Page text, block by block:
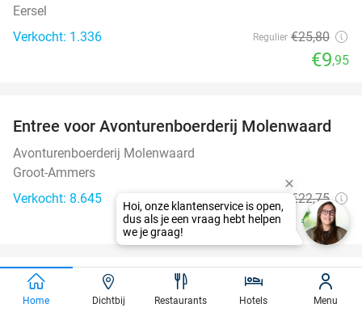
Eersel
Verkocht: 1.336
Regulier €25,80
€9,95
27%
Entree voor Avonturenboerderij Molenwaard
Avonturenboerderij Molenwaard
Groot-Ammers
Verkocht: 8.645
€22,75
€16,50
50%
favorite_border
2 uur bowlen (2 t/m 6 personen) bij Fletcher
Home Dichtbij Restaurants Hotels Menu